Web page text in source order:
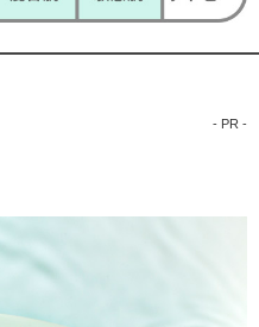
- PR -